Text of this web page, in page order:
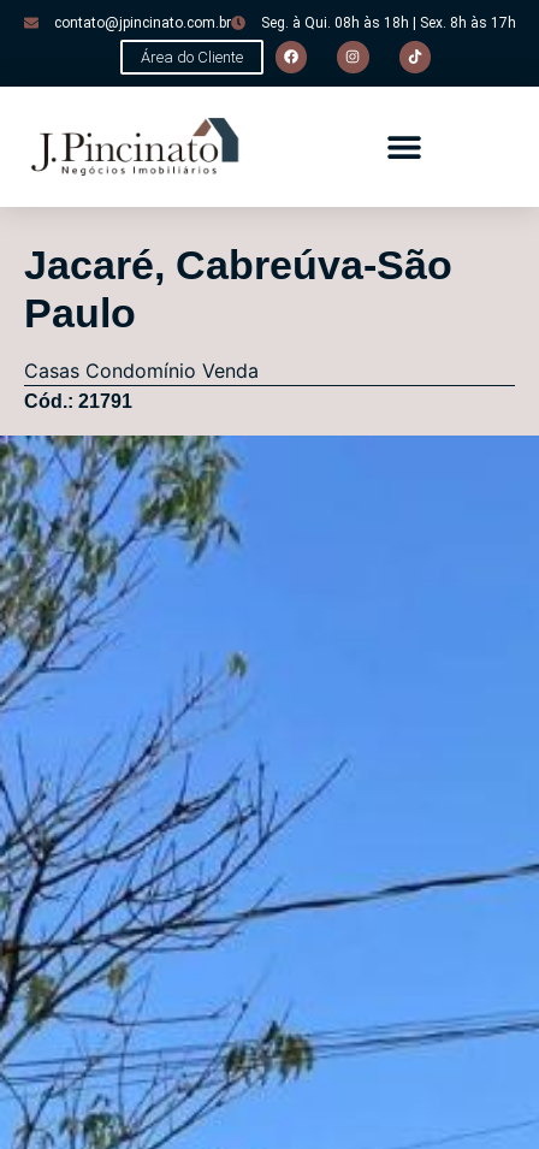
contato@jpincinato.com.br Seg. à Qui. 08h às 18h | Sex. 8h às 17h
Área do Cliente
Jacaré, Cabreúva-São
Paulo
Casas Condomínio Venda
Cód.: 21791